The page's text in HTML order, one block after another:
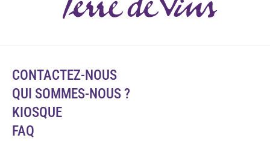
CONTACTEZ-NOUS
QUI SOMMES-NOUS ?
KIOSQUE
FAQ